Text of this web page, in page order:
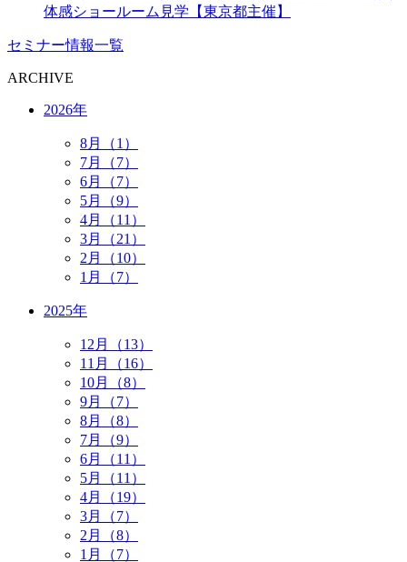
体感ショールーム見学【東京都主催】
セミナー情報一覧
ARCHIVE
2026年
8月（1）
7月（7）
6月（7）
5月（9）
4月（11）
3月（21）
2月（10）
1月（7）
2025年
12月（13）
11月（16）
10月（8）
9月（7）
8月（8）
7月（9）
6月（11）
5月（11）
4月（19）
3月（7）
2月（8）
1月（7）